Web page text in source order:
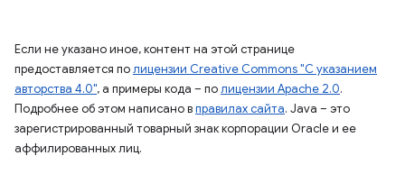
Если не указано иное, контент на этой странице
предоставляется полицензии Creative Commons "С указанием
авторства 4.0", а примеры кода – полицензии Apache 2.0.
Подробнее об этом написано вправилах сайта. Java – это
зарегистрированный товарный знак корпорации Oracle и ее
аффилированных лиц.